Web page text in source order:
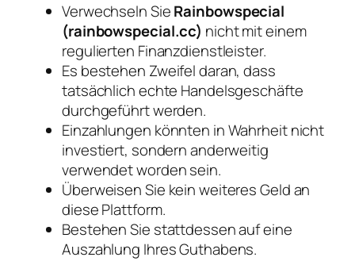
Verwechseln SieRainbowspecial
(rainbowspecial.cc) nicht mit einem
regulierten Finanzdienstleister.
Es bestehen Zweifel daran, dass
tatsächlich echte Handelsgeschäfte
durchgeführt werden.
Einzahlungen könnten in Wahrheit nicht
investiert, sondern anderweitig
verwendet worden sein.
Überweisen Sie kein weiteres Geld an
diese Plattform.
Bestehen Sie stattdessen auf eine
Auszahlung Ihres Guthabens.